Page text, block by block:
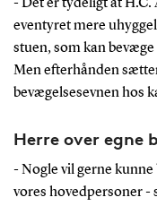
- Det er tydeligt at
eventyret mere
stuen, som kan
Men efterhånden
bevægelsesevnen hos
Herre over egne
- Nogle vil gerne
vores hovedpersoner